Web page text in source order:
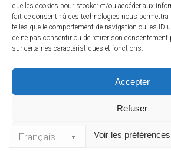
que les cookies pour stocker et/ou accéder aux
fait de consentir à ces technologies nous permettra
telles que le comportement de navigation ou les ID
de ne pas consentir ou de retirer son
sur certaines caractéristiques et fonctions.
Accepter
Refuser
Voir les préférences
@ Pierre Blanchet